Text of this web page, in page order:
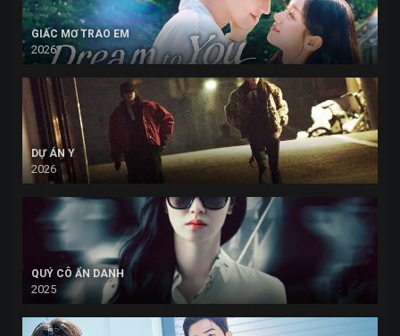
GIẤC MƠ TRAO EM
2026
DỰ ÁN Y
2026
QUÝ CÔ ẨN DANH
2025